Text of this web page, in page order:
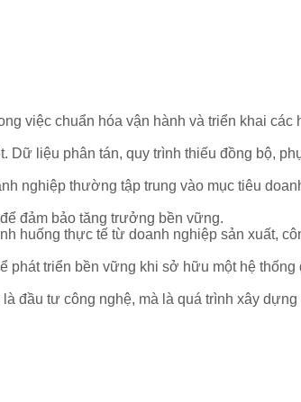
việc chuẩn hóa vận hành và triển khai các
liệu phân tán, quy trình thiếu đồng bộ,
nghiệp thường tập trung vào mục tiêu
đảm bảo tăng trưởng bền vững.
huống thực tế từ doanh nghiệp sản xuất,
triển bền vững khi sở hữu một hệ thống
đầu tư công nghệ, mà là quá trình xây